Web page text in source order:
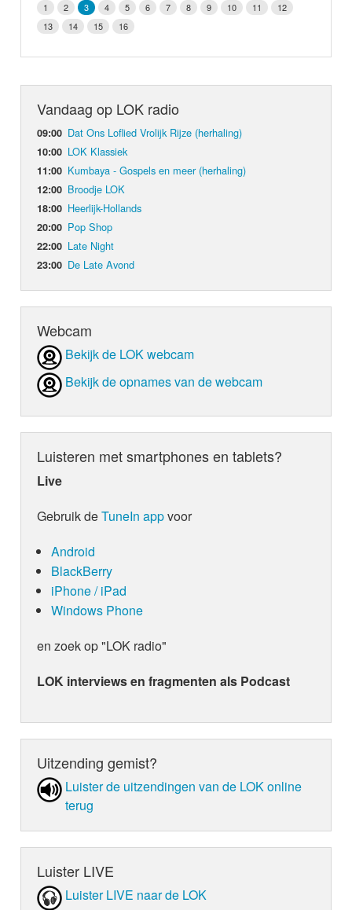
Info
1
2 3 4 5 6 7 8 9 10 11
12
13
14 15 16
Vandaag op LOK radio
09:00 Dat Ons Loflied Vrolijk Rijze (herhaling)
10:00 LOK Klassiek
11:00 Kumbaya - Gospels en meer (herhaling)
12:00 Broodje LOK
18:00 Heerlijk-Hollands
20:00 Pop Shop
22:00 Late Night
23:00 De Late Avond
Webcam
Bekijk de LOK webcam
Bekijk de opnames van de webcam
Luisteren met smartphones en tablets?
Live
Gebruik deTuneIn appvoor
Android
BlackBerry
iPhone / iPad
Windows Phone
en zoek op "LOK radio"
LOK interviews en fragmenten als Podcast
Uitzending gemist?
Luister de uit­zen­din­gen van de LOK online
terug
Luister LIVE
Luister LIVE naar de LOK